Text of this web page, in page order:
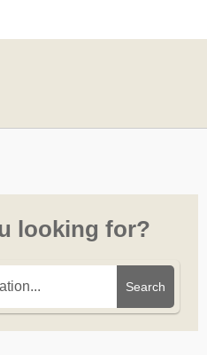
looking for?
Search